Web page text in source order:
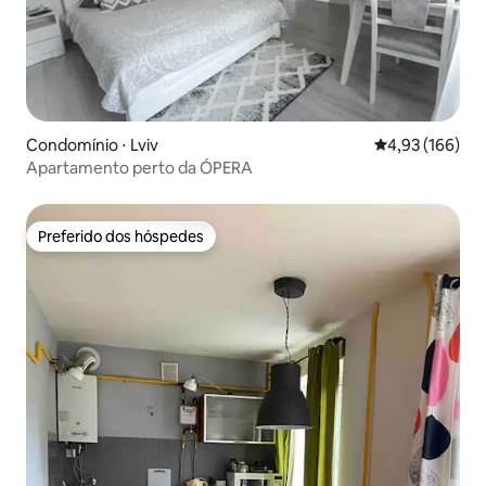
Condomínio ⋅ Lviv 4,93 de uma
4,93 (166)
Apartamento perto da ÓPERA
Preferido dos hóspedes
Preferido dos hóspedes